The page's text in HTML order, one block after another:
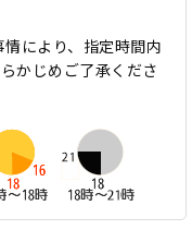
により、指定時間内
かじめご了承くださ